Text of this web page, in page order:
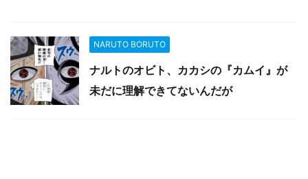
NARUTO BORUTO
ナルトのオビト、カカシの『カムイ』が
未だに理解できてないんだが